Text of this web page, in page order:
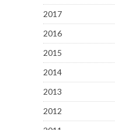
2017
2016
2015
2014
2013
2012